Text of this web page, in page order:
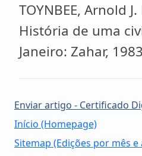
TOYNBEE, Arnold
História de uma
Janeiro: Zahar,
Enviar artigo - Certificado
Início (Homepage)
Sitemap (Edições por mês e